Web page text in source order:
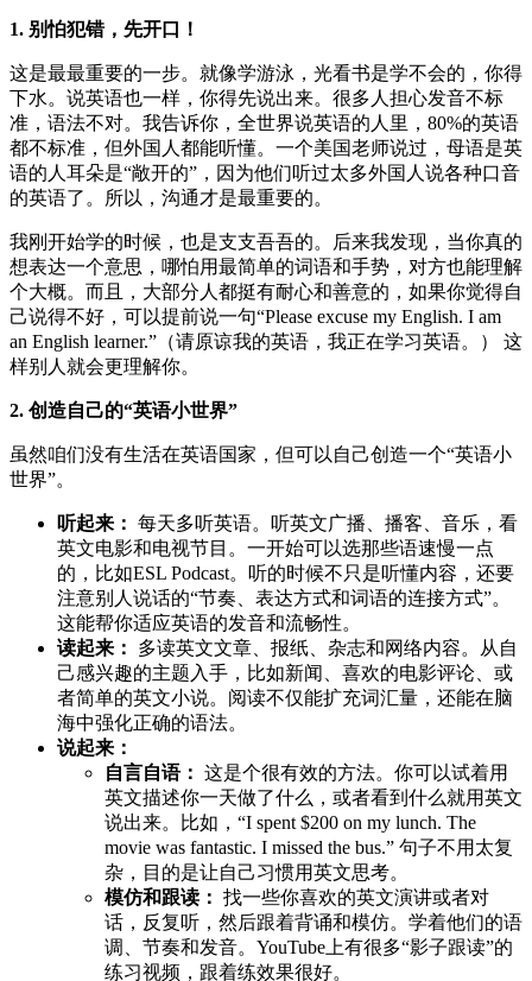
1. 别怕犯错，先开口！
这是最最重要的一步。就像学游泳，光看书是学不会的，你得
下水。说英语也一样，你得先说出来。很多人担心发音不标
准，语法不对。我告诉你，全世界说英语的人里，80%的英语
都不标准，但外国人都能听懂。一个美国老师说过，母语是英
语的人耳朵是“敞开的”，因为他们听过太多外国人说各种口音
的英语了。所以，沟通才是最重要的。
我刚开始学的时候，也是支支吾吾的。后来我发现，当你真的
想表达一个意思，哪怕用最简单的词语和手势，对方也能理解
个大概。而且，大部分人都挺有耐心和善意的，如果你觉得自
己说得不好，可以提前说一句“Please excuse my English. I am
an English learner.”（请原谅我的英语，我正在学习英语。） 这
样别人就会更理解你。
2. 创造自己的“英语小世界”
虽然咱们没有生活在英语国家，但可以自己创造一个“英语小
世界”。
听起来： 每天多听英语。听英文广播、播客、音乐，看
英文电影和电视节目。一开始可以选那些语速慢一点
的，比如ESL Podcast。听的时候不只是听懂内容，还要
注意别人说话的“节奏、表达方式和词语的连接方式”。
这能帮你适应英语的发音和流畅性。
读起来：
多读英文文章、报纸、杂志和网络内容。从自
己感兴趣的主题入手，比如新闻、喜欢的电影评论、或
者简单的英文小说。阅读不仅能扩充词汇量，还能在脑
海中强化正确的语法。
说起来：
自言自语： 这是个很有效的方法。你可以试着用
英文描述你一天做了什么，或者看到什么就用英文
说出来。比如，“I spent $200 on my lunch. The
movie was fantastic. I missed the bus.” 句子不用太复
杂，目的是让自己习惯用英文思考。
模仿和跟读： 找一些你喜欢的英文演讲或者对
话，反复听，然后跟着背诵和模仿。学着他们的语
调、节奏和发音。YouTube上有很多“影子跟读”的
练习视频，跟着练效果很好。